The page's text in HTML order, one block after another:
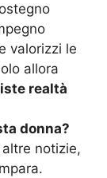
valorizzi le
allora
realtà
donna?
notizie,